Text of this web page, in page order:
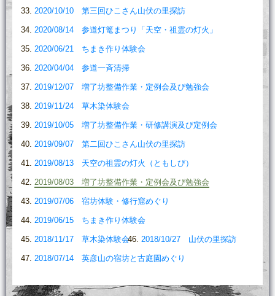
2020/10/10 第三回ひこさん山伏の里探訪
2020/08/14 参道灯篭まつり「天空・祖霊の灯火」
2020/06/21 ちまき作り体験会
2020/04/04 参道一斉清掃
2019/12/07 増了坊整備作業・定例会及び勉強会
2019/11/24 草木染体験会
2019/10/05 増了坊整備作業・研修講演及び定例会
2019/09/07 第二回ひこさん山伏の里探訪
2019/08/13 天空の祖霊の灯火（ともしび）
2019/08/03 増了坊整備作業・定例会及び勉強会
2019/07/06 宿坊体験・修行窟めぐり
2019/06/15 ちまき作り体験会
2018/11/17 草木染体験会 2018/10/27 山伏の里探訪
2018/07/14 英彦山の宿坊と古庭園めぐり